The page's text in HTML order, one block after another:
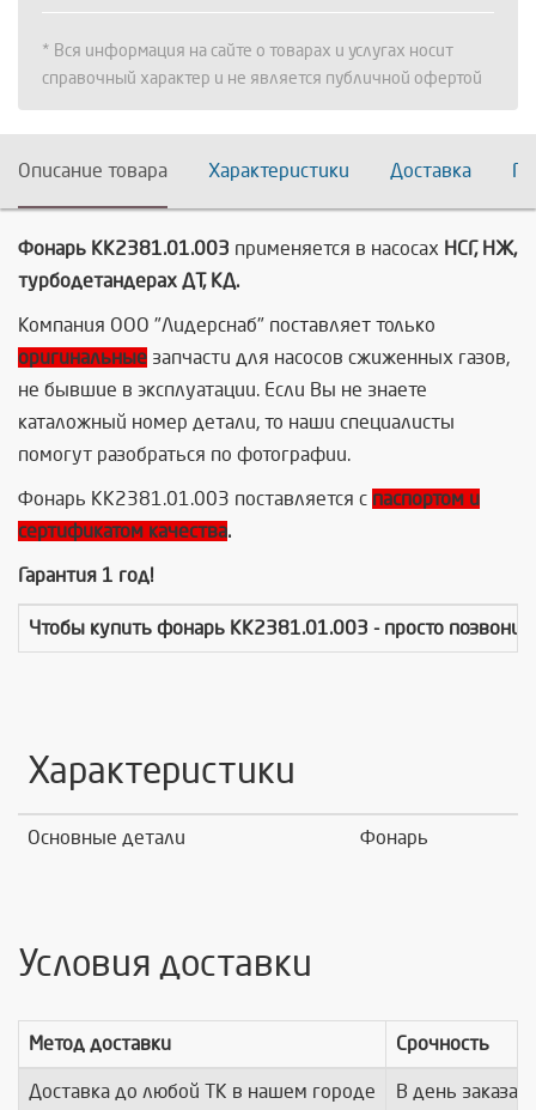
* Вся информация на сайте о товарах и услугах носит
справочный характер и не является публичной офертой
Описание товара Характеристики Доставка
Фонарь КК2381.01.003 применяется в насосах НСГ, НЖ,
турбодетандерах ДТ, КД.
Компания ООО "Лидерснаб" поставляет только
оригинальные запчасти для насосов сжиженных газов,
не бывшие в эксплуатации. Если Вы не знаете
каталожный номер детали, то наши специалисты
помогут разобраться по фотографии.
Фонарь КК2381.01.003 поставляется с паспортом и
сертификатом качества.
Гарантия 1 год!
Чтобы купить фонарь КК2381.01.003 - просто
Характеристики
Основные детали Фонарь
Условия доставки
Метод доставки Срочность
Доставка до любой ТК в нашем городе В день заказа